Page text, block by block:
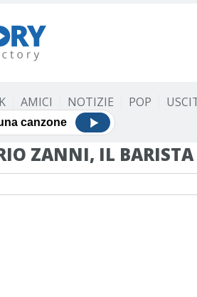
AMICI NOTIZIE POP
ZANNI, IL BARISTA